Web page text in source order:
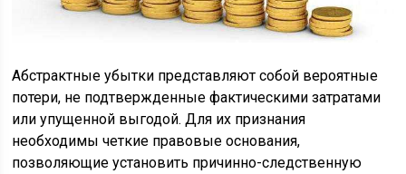
Абстрактные убытки представляют собой вероятные
потери, не подтвержденные фактическими затратами
или упущенной выгодой. Для их признания
необходимы четкие правовые основания,
позволяющие установить причинно-следственную